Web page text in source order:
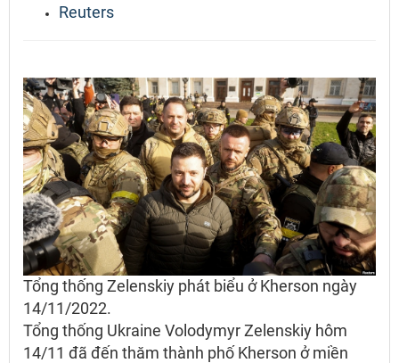
Reuters
Tổng thống Zelenskiy phát biểu ở Kherson ngày
14/11/2022.
Tổng thống Ukraine Volodymyr Zelenskiy hôm
14/11 đã đến thăm thành phố Kherson ở miền